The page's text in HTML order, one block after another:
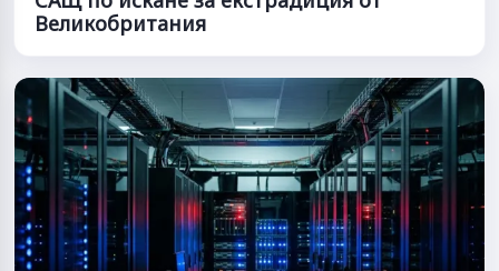
Великобритания